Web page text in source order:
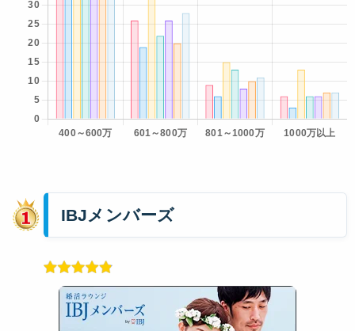
IBJメンバーズ